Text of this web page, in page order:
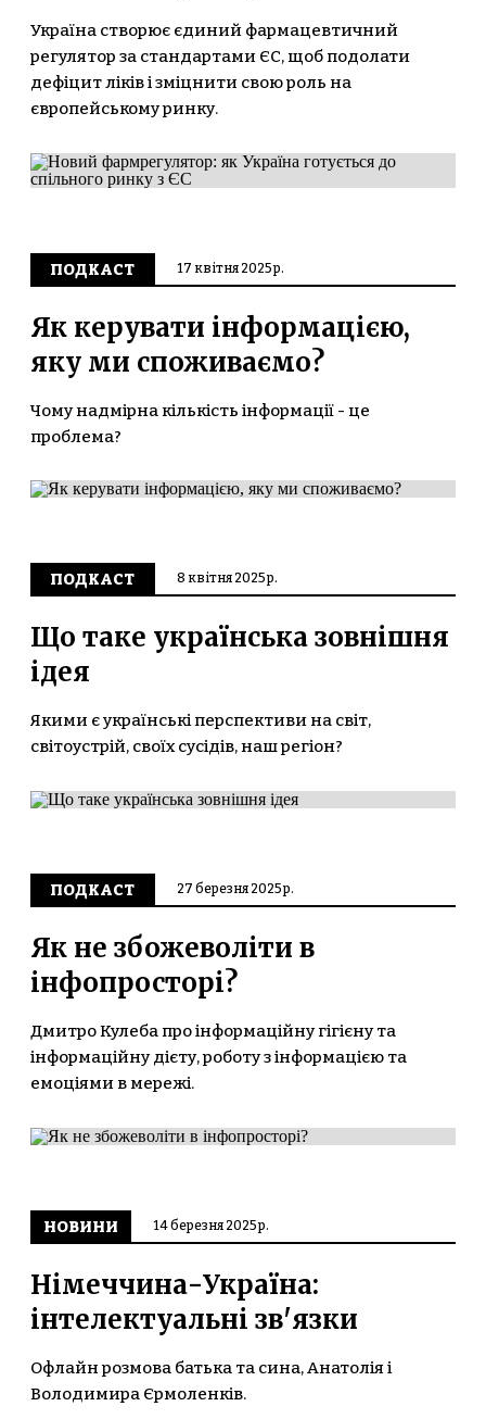
Україна створює єдиний фармацевтичний
регулятор за стандартами ЄС, щоб подолати
дефіцит ліків і зміцнити свою роль на
європейському ринку.
ПОДКАСТ 17 квітня 2025 р.
Як керувати інформацією,
яку ми споживаємо?
Чому надмірна кількість інформації - це
проблема?
ПОДКАСТ 8 квітня 2025 р.
Що таке українська зовнішня
ідея
Якими є українські перспективи на світ,
світоустрій, своїх сусідів, наш регіон?
ПОДКАСТ 27 березня 2025 р.
Як не збожеволіти в
інфопросторі?
Дмитро Кулеба про інформаційну гігієну та
інформаційну дієту, роботу з інформацією та
емоціями в мережі.
НОВИНИ 14 березня 2025 р.
Німеччина-Україна:
інтелектуальні зв'язки
Офлайн розмова батька та сина, Анатолія і
Володимира Єрмоленків.